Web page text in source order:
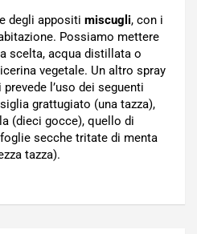
degli appositi miscugli, con i
Possiamo mettere
a scelta, acqua distillata o
vegetale. Un altro spray
l’uso dei seguenti
grattugiato (una tazza),
(dieci gocce), quello di
secche tritate di menta
tazza).